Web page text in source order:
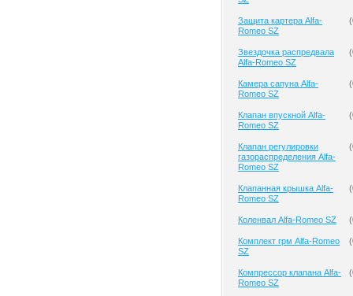
Защита картера Alfa-
Romeo SZ
(
Звездочка распредвала
Alfa-Romeo SZ
(
Камера сапуна Alfa-
Romeo SZ
(
Клапан впускной Alfa-
Romeo SZ
(
Клапан регулировки
газораспределения Alfa-
Romeo SZ
(
Клапанная крышка Alfa-
Romeo SZ
(
Коленвал Alfa-Romeo SZ (
Комплект грм Alfa-Romeo
SZ
(
Компрессор клапана Alfa-
Romeo SZ
(